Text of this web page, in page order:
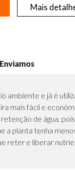
Mais
e já é
mais fácil e
de água,
a planta tenha
reter e liberar